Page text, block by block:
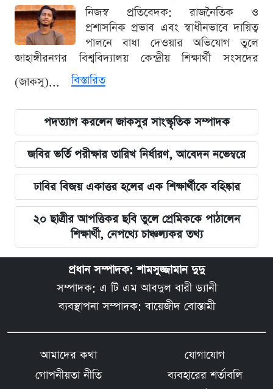
নিজস্ব প্রতিবেদক: রাজনৈতিক ও
প্রশাসনিক প্রভাব এবং স্বাধীনভাবে দায়িত্ব
পালনে বাধা দেওয়ার অভিযোগ তুলে
জাহাঙ্গীরনগর বিশ্ববিদ্যালয় কেন্দ্রীয় শিক্ষার্থী সংসদের
(জাকসু)...
বিস্তারিত
পদত্যাগ করলেন জাকসুর সাংস্কৃতিক সম্পাদক
জবির ভর্তি পরীক্ষার তারিখ নির্ধারণ, আবেদন নভেম্বরে
ঢাবির বিজয় একাত্তর হলের এক শিক্ষার্থীকে বহিষ্কার
২০ ছাত্রীর আপত্তিকর ছবি তুলে প্রেমিককে পাঠালেন
শিক্ষার্থী, নেপথ্যে চাঞ্চল্যকর তথ্য
প্রধান সম্পাদক: শামসুজ্জামান দুদু
সম্পাদক: এ টি এম আবদুল বারী ড্যানী
ব্যবস্থাপনা সম্পাদক: বায়েজীদ বোস্তামী
আমাদের কথা
যোগাযোগ
গোপনীয়তা নীতি
ব্যবহারের শর্তাবলি